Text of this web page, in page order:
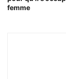
femme